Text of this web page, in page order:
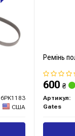
6PK1183
США
Ремінь
600 ₴
Артикул:
Gates